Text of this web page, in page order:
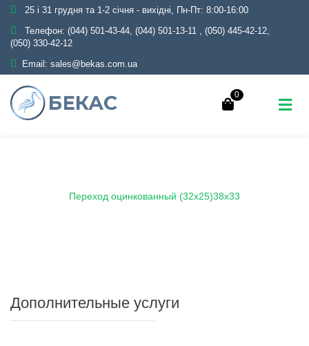
25 і 31 грудня та 1-2 січня - вихідні, Пн-Пт: 8:00-16:00
Телефон: (044) 501-43-44, (044) 501-13-11 , (050) 445-42-12,
(050) 330-42-12
Email: sales@bekas.com.ua
0
Переход оцинкованный (32х25)38х33
Дополнительные услуги